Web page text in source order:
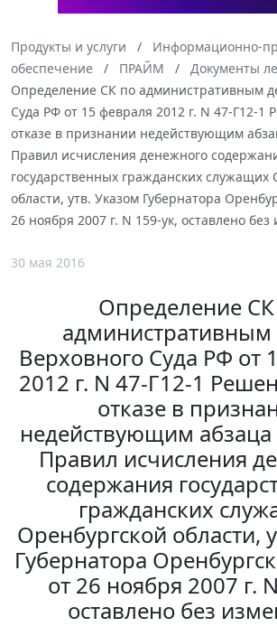
Продукты и услуги
Информационно-
обеспечение
ПРАЙМ
Документы
Определение СК по административным
Суда РФ от 15 февраля 2012 г. N 47-Г12-1
отказе в признании недействующим
Правил исчисления денежного
государственных гражданских служащих
области, утв. Указом Губернатора
26 ноября 2007 г. N 159-ук, оставлено
30 мая 2016
Определение
административным
Верховного Суда РФ от
2012 г. N 47-Г12-1
отказе в
недействующим абзаца
Правил исчисления
содержания
гражданских
Оренбургской области,
Губернатора
от 26 ноября 2007 г.
оставлено без